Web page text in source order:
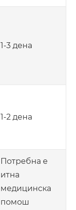
1-3 дена
1-2 дена
Потребна е
итна
медицинска
помош